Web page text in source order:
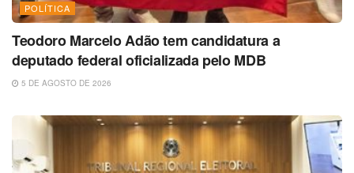
POLÍTICA
Teodoro Marcelo Adão tem candidatura a
deputado federal oficializada pelo MDB
5 DE AGOSTO DE 2026